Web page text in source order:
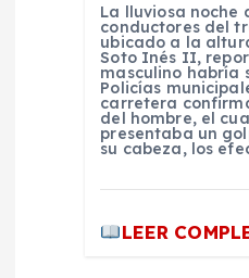
La lluviosa noche
conductores del
ubicado a la
Soto Inés II,
masculino habría
Policías
carretera
del hombre, el
presentaba un
su cabeza, los
LEER